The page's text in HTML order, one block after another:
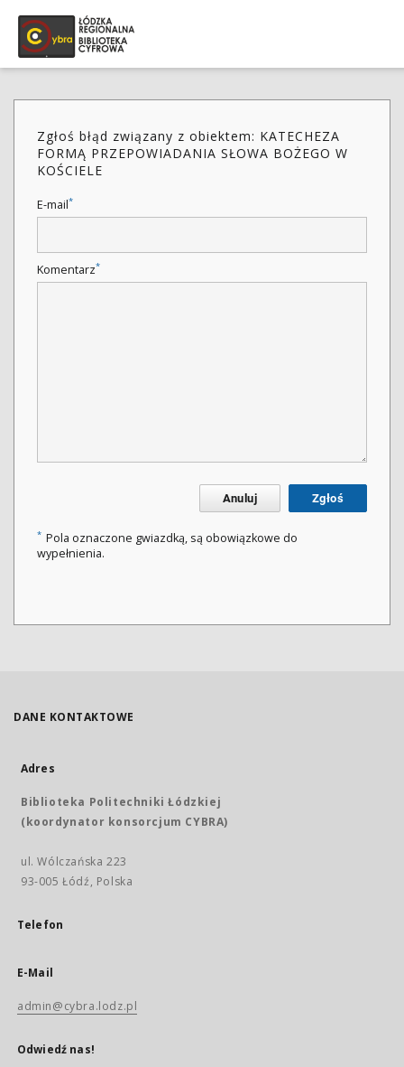
Zgłoś błąd związany z obiektem: KATECHEZA
FORMĄ PRZEPOWIADANIA SŁOWA BOŻEGO W
KOŚCIELE
E-mail*
Komentarz*
Anuluj Zgłoś
* Pola oznaczone gwiazdką, są obowiązkowe do
wypełnienia.
DANE KONTAKTOWE
Adres
Biblioteka Politechniki Łódzkiej
(koordynator konsorcjum CYBRA)
ul. Wólczańska 223
93-005 Łódź, Polska
Telefon
E-Mail
admin@cybra.lodz.pl
Odwiedź nas!